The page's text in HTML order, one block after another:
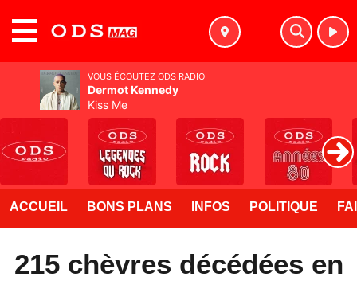
ACCUEIL BONS PLANS INFOS POLITIQUE
215 chèvres décédées en
VOUS ÉCOUTEZ ODS RADIO
Dermot Kennedy
Kiss Me